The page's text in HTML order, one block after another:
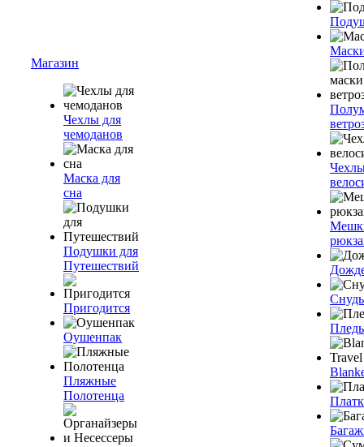
Магазин
Чехлы для
чемоданов
Маска для
сна
Подушки для
Путешествий
Пригодится
Оушенпак
Пляжные
Полотенца